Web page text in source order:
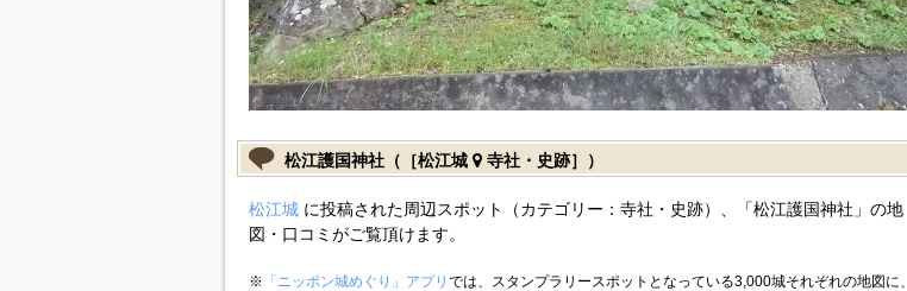
松江護国神社（［松江城 寺社・史跡］）
松江城に投稿された周辺スポット（カテゴリー：寺社・史跡）、「松江護国神社」の地
図・口コミがご覧頂けます。
※ 「ニッポン城めぐり」アプリ では、スタンプラリースポットとなっている3,000城それぞれの地図に、